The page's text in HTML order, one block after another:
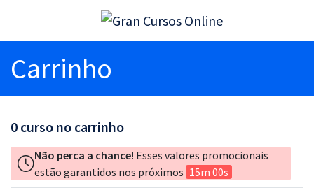
Carrinho
0 curso no carrinho
Não perca a chance! Esses valores promocionais
estão garantidos nos próximos 15m 00s